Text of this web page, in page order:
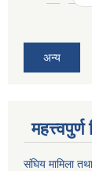
अन्य
संघिय मामिला